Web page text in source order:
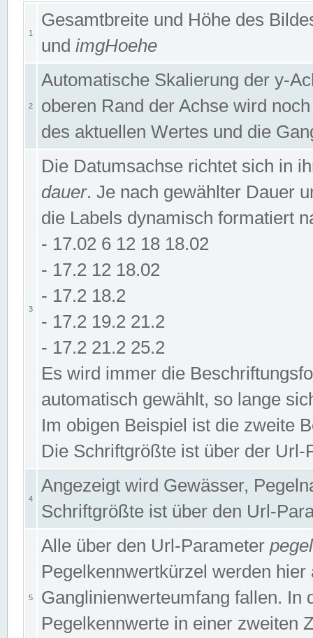
1
Gesamtbreite und Höhe des
und imgHoehe
2
Automatische Skalierung der y-
oberen Rand der Achse wird
des aktuellen Wertes und die
3
Die Datumsachse richtet sich in
dauer. Je nach gewählter Dauer
die Labels dynamisch formatiert
- 17.02 6 12 18 18.02
- 17.2 12 18.02
- 17.2 18.2
- 17.2 19.2 21.2
- 17.2 21.2 25.2
Es wird immer die
automatisch gewählt, so lange
Im obigen Beispiel ist die zweite
Die Schriftgrößte ist über der
4
Angezeigt wird Gewässer,
Schriftgrößte ist über den Url-
5
Alle über den Url-Parameter
Pegelkennwertkürzel werden
Ganglinienwerteumfang fallen. In
Pegelkennwerte in einer zweiten